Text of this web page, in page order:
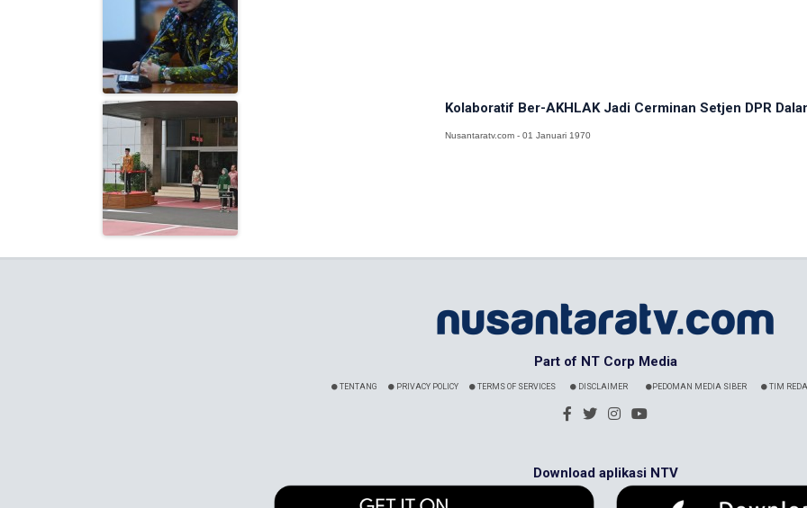
Kolaboratif Ber-AKHLAK Jadi Cerminan Setjen DPR
Nusantaratv.com - 01 Januari 1970
Part of NT Corp Media
TENTANG PRIVACY POLICY TERMS OF SERVICES DISCLAIMER PEDOMAN MEDIA SIBER TIM
Download aplikasi NTV